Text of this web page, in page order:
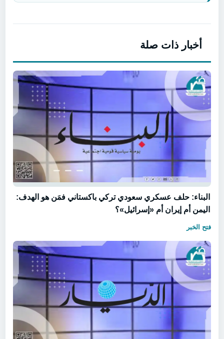
أخبار ذات صلة
البناء: حلف عسكري سعودي تركي باكستاني فمَن هو الهدف:
اليمن أم إيران أم «إسرائيل»؟
فتح الخبر